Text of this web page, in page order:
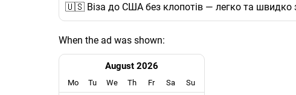
🇺🇸 Віза до США без клопотів — легко та швидко
When the ad was shown:
August 2026
Mo Tu We Th Fr Sa Su